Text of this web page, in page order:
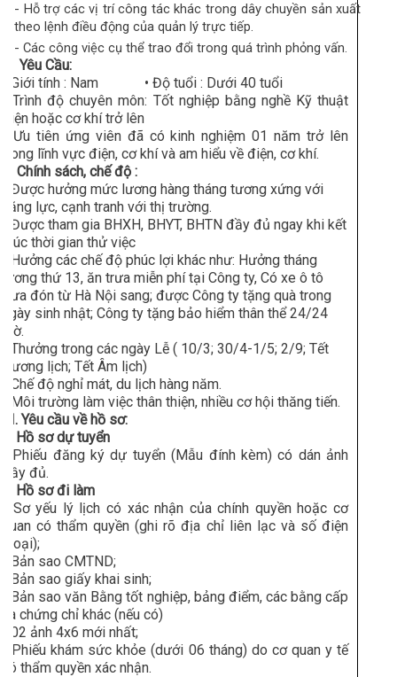
- Hỗ trợ các vị trí công tác khác trong dây chuyền sản xuất
theo lệnh điều động của quản lý trực tiếp.
- Các công việc cụ thể trao đổi trong quá trình phỏng vấn.
2. Yêu Cầu:
- Giới tính : Nam • Độ tuổi : Dưới 40 tuổi
- Trình độ chuyên môn: Tốt nghiệp bằng nghề Kỹ thuật
điện hoặc cơ khí trở lên
- Ưu tiên ứng viên đã có kinh nghiệm 01 năm trở lên
trong lĩnh vực điện, cơ khí và am hiểu về điện, cơ khí.
II. Chính sách, chế độ :
- Được hưởng mức lương hàng tháng tương xứng với
năng lực, cạnh tranh với thị trường.
- Được tham gia BHXH, BHYT, BHTN đầy đủ ngay khi kết
thúc thời gian thử việc
- Hưởng các chế độ phúc lợi khác như: Hưởng tháng
lương thứ 13, ăn trưa miễn phí tại Công ty, Có xe ô tô
đưa đón từ Hà Nội sang; được Công ty tặng quà trong
ngày sinh nhật; Công ty tặng bảo hiểm thân thể 24/24
giờ.
- Thưởng trong các ngày Lễ ( 10/3; 30/4-1/5; 2/9; Tết
Dương lịch; Tết Âm lịch)
- Chế độ nghỉ mát, du lịch hàng năm.
- Môi trường làm việc thân thiện, nhiều cơ hội thăng tiến.
III. Yêu cầu về hồ sơ:
1. Hồ sơ dự tuyển
- Phiếu đăng ký dự tuyển (Mẫu đính kèm) có dán ảnh
đầy đủ.
2. Hồ sơ đi làm
- Sơ yếu lý lịch có xác nhận của chính quyền hoặc cơ
quan có thẩm quyền (ghi rõ địa chỉ liên lạc và số điện
thoại);
- Bản sao CMTND;
- Bản sao giấy khai sinh;
- Bản sao văn Bằng tốt nghiệp, bảng điểm, các bằng cấp
và chứng chỉ khác (nếu có)
- 02 ảnh 4x6 mới nhất;
- Phiếu khám sức khỏe (dưới 06 tháng) do cơ quan y tế
có thẩm quyền xác nhận.